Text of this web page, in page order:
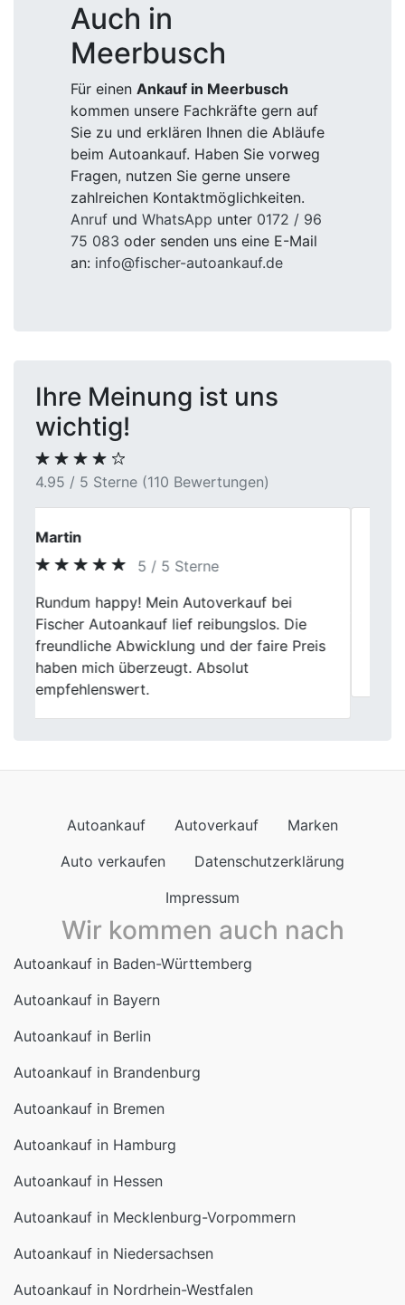
Auch in
Meerbusch
Für einen Ankauf in Meerbusch
kommen unsere Fachkräfte gern auf
Sie zu und erklären Ihnen die Abläufe
beim Autoankauf. Haben Sie vorweg
Fragen, nutzen Sie gerne unsere
zahlreichen Kontaktmöglichkeiten.
Anruf und WhatsApp unter 0172 / 96
75 083 oder senden uns eine E-Mail
an: info@fischer-autoankauf.de
Ihre Meinung ist uns
wichtig!
4.95 / 5 Sterne (110 Bewertungen)
Tim Hoffmann
5 / 5 Sterne
Autoverkauf bei Fischer Autoankauf war
einfach und stressfrei. Die Leute waren
nett und die Bewertung war gerecht. Ging
alles flott.
Previous
Wir kommen auch nach
Autoankauf in Baden-Württemberg
Autoankauf in Berlin
Autoankauf in Niedersachsen
Autoankauf in Rheinland-Pfalz